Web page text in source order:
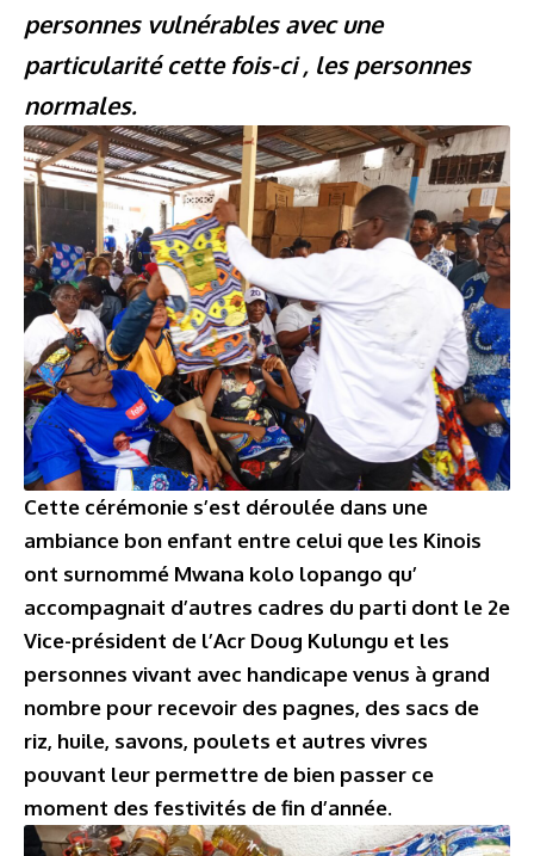
personnes vulnérables avec une
particularité cette fois-ci , les personnes
normales.
Cette cérémonie s’est déroulée dans une
ambiance bon enfant entre celui que les Kinois
ont surnommé Mwana kolo lopango qu’
accompagnait d’autres cadres du parti dont le 2e
Vice-président de l’Acr Doug Kulungu et les
personnes vivant avec handicape venus à grand
nombre pour recevoir des pagnes, des sacs de
riz, huile, savons, poulets et autres vivres
pouvant leur permettre de bien passer ce
moment des festivités de fin d’année.